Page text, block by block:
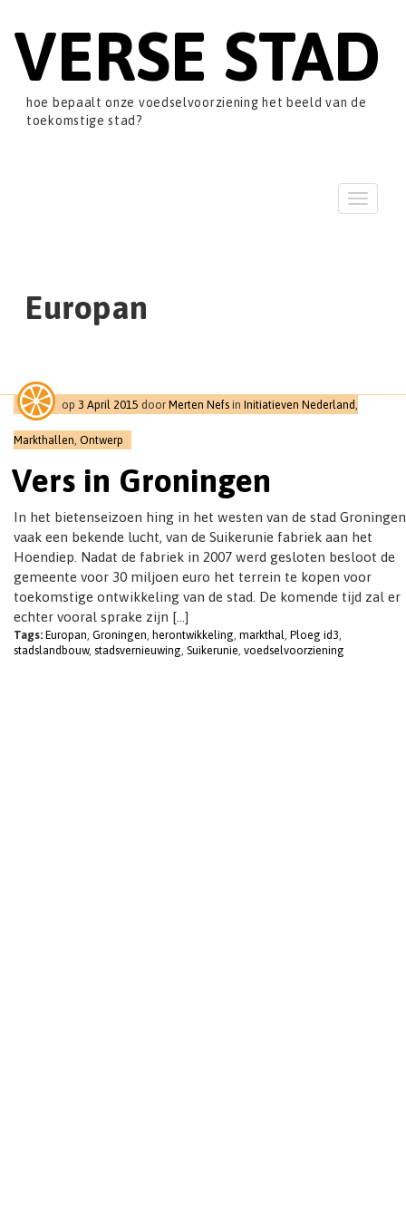
VERSE STAD
hoe bepaalt onze voedselvoorziening het beeld van de
toekomstige stad?
T
o
a
t
Europan
op 3 April 2015 door Merten Nefs in Initiatieven Nederland
Markthallen, Ontwerp
Vers in Groningen
In het bietenseizoen hing in het westen van de stad Groningen
vaak een bekende lucht, van de Suikerunie fabriek aan het
Hoendiep. Nadat de fabriek in 2007 werd gesloten besloot de
gemeente voor 30 miljoen euro het terrein te kopen voor
toekomstige ontwikkeling van de stad. De komende tijd zal er
echter vooral sprake zijn […]
Tags: Europan, Groningen, herontwikkeling, markthal, Ploeg id3,
stadslandbouw, stadsvernieuwing, Suikerunie, voedselvoorziening